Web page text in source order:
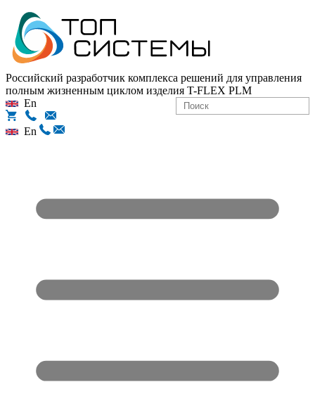
Российский разработчик комплекса решений для управления
полным жизненным циклом изделия T-FLEX PLM
En
En